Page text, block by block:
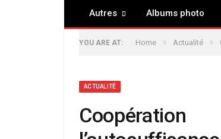
Autres Albums photo
YOU ARE AT: Home » Actualité »
ACTUALITÉ